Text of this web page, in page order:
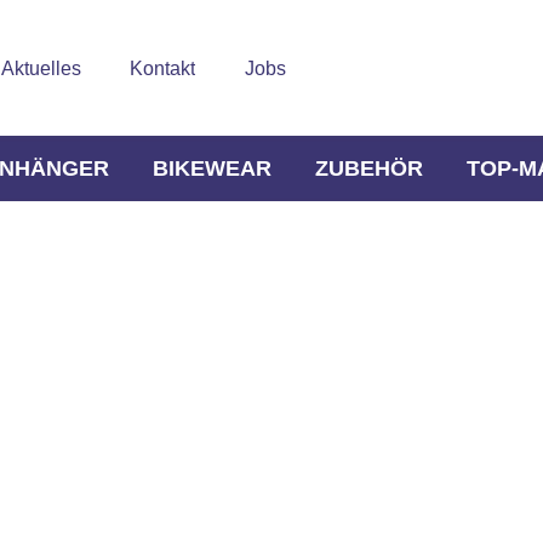
Aktuelles Kontakt Jobs
BIKEWEAR ZUBEHÖR TOP-